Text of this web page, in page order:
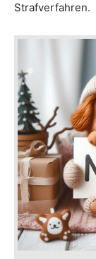
Strafverfahren.